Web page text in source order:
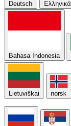
Deutsch Ελληνικά
Bahasa Indonesia
Lietuviškai norsk